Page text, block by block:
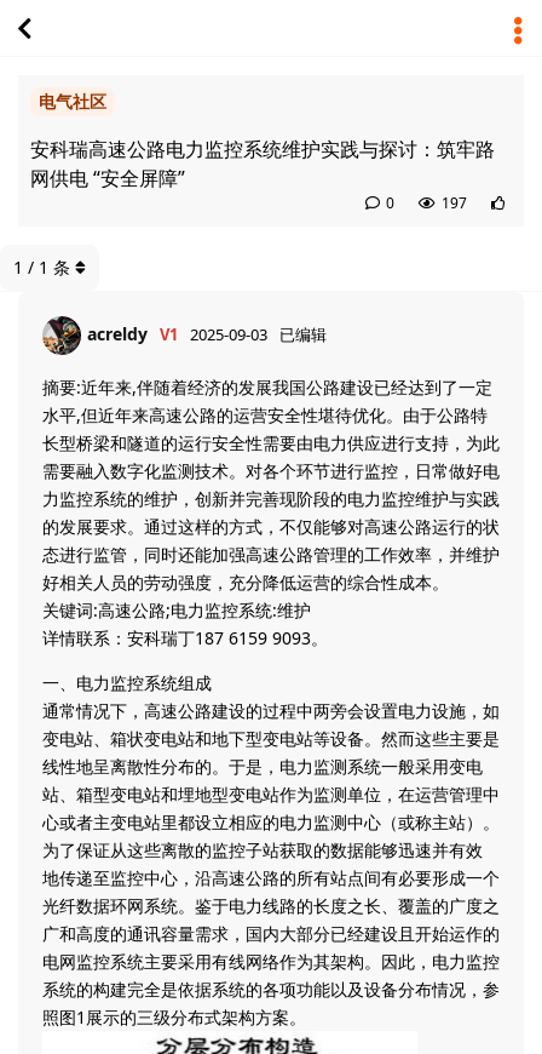
电气社区
安科瑞高速公路电力监控系统维护实践与探讨：筑牢路
网供电 “安全屏障”
0 197
1 / 1 条
acreldy V1 2025-09-03 已编辑
摘要:近年来,伴随着经济的发展我国公路建设已经达到了一定
水平,但近年来高速公路的运营安全性堪待优化。由于公路特
长型桥梁和隧道的运行安全性需要由电力供应进行支持，为此
需要融入数字化监测技术。对各个环节进行监控，日常做好电
力监控系统的维护，创新并完善现阶段的电力监控维护与实践
的发展要求。通过这样的方式，不仅能够对高速公路运行的状
态进行监管，同时还能加强高速公路管理的工作效率，并维护
好相关人员的劳动强度，充分降低运营的综合性成本。
关键词:高速公路;电力监控系统:维护
详情联系：安科瑞丁187 6159 9093。
一、电力监控系统组成
通常情况下，高速公路建设的过程中两旁会设置电力设施，如
变电站、箱状变电站和地下型变电站等设备。然而这些主要是
线性地呈离散性分布的。于是，电力监测系统一般采用变电
站、箱型变电站和埋地型变电站作为监测单位，在运营管理中
心或者主变电站里都设立相应的电力监测中心（或称主站）。
为了保证从这些离散的监控子站获取的数据能够迅速并有效
地传递至监控中心，沿高速公路的所有站点间有必要形成一个
光纤数据环网系统。鉴于电力线路的长度之长、覆盖的广度之
广和高度的通讯容量需求，国内大部分已经建设且开始运作的
电网监控系统主要采用有线网络作为其架构。因此，电力监控
系统的构建完全是依据系统的各项功能以及设备分布情况，参
照图1展示的三级分布式架构方案。